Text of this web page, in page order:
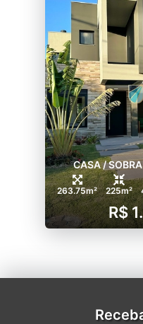
CASA /
263.75m² 225m²
R$